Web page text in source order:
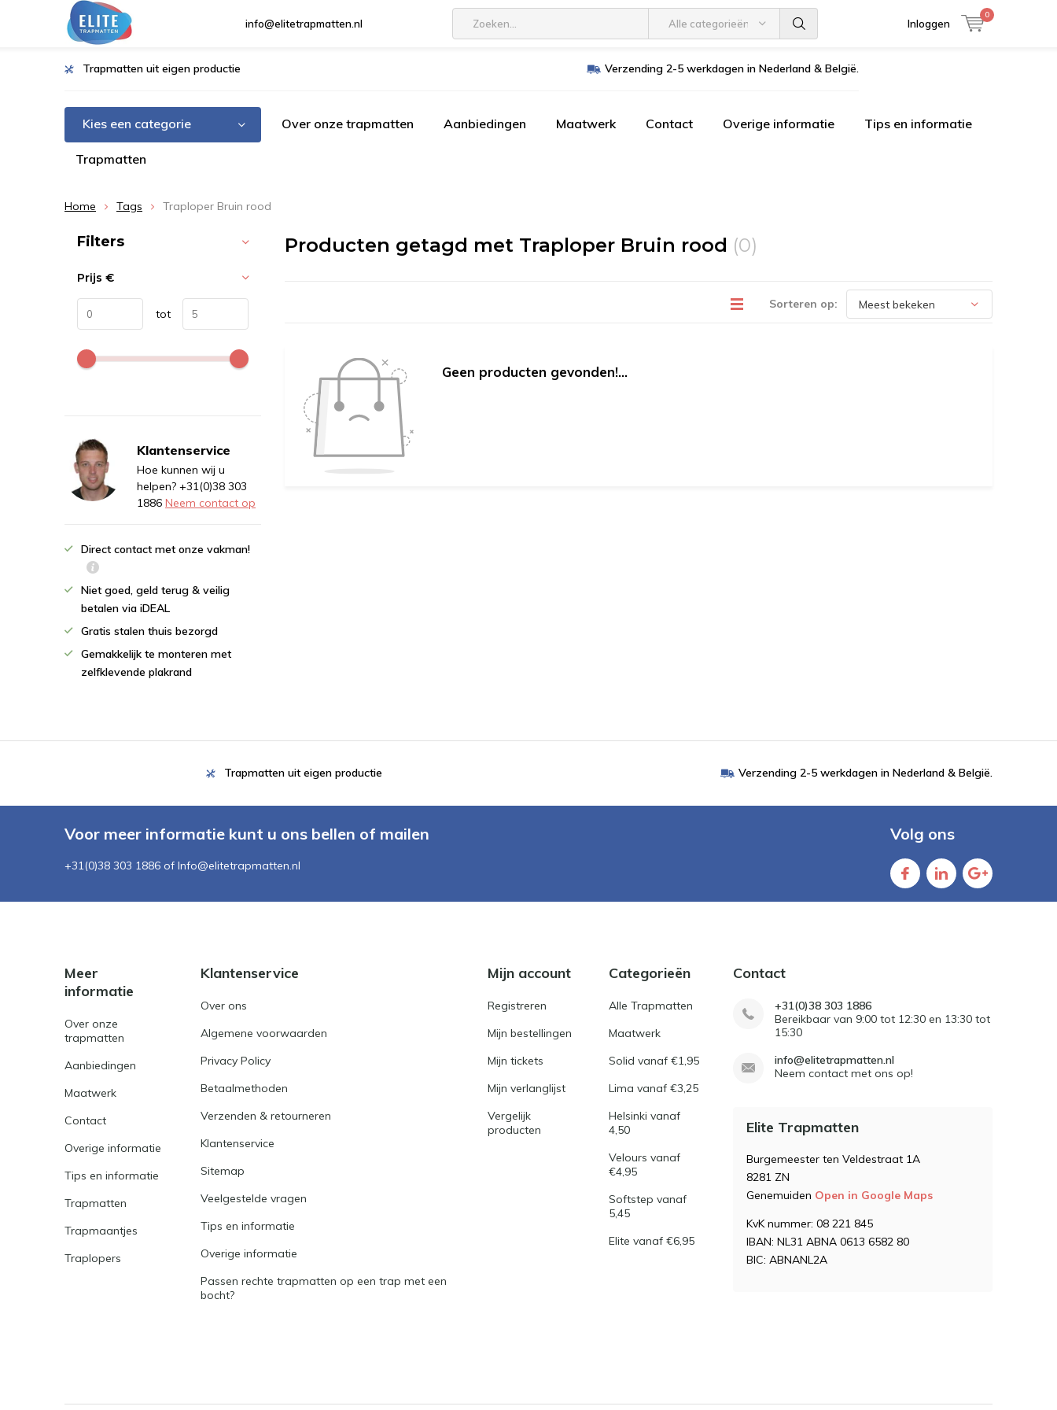
info@elitetrapmatten.nl Alle categorieën Inloggen
0
Trapmatten uit eigen productie Verzending 2-5 werkdagen in Nederland & België.
Kies een categorie Over onze trapmatten Aanbiedingen Maatwerk Contact Overige informatie Tips en informatie
Trapmatten
Home Tags Traploper Bruin rood
Producten getagd met Traploper Bruin rood (0)
Sorteren op:
Geen producten gevonden!...
Sorteren op:
Filters
Prijs €
tot
Klantenservice
Hoe kunnen wij u
helpen? +31(0)38 303
1886 Neem contact op
Direct contact met onze vakman!
Niet goed, geld terug & veilig
betalen via iDEAL
Gratis stalen thuis bezorgd
Gemakkelijk te monteren met
zelfklevende plakrand
Trapmatten uit eigen productie Verzending 2-5 werkdagen in Nederland & België.
Voor meer informatie kunt u ons bellen of mailen
+31(0)38 303 1886 of Info@elitetrapmatten.nl
Volg ons
Meer
informatie
Over onze
trapmatten
Aanbiedingen
Maatwerk
Contact
Overige informatie
Tips en informatie
Trapmatten
Trapmaantjes
Traplopers
Klantenservice
Over ons
Algemene voorwaarden
Privacy Policy
Betaalmethoden
Verzenden & retourneren
Klantenservice
Sitemap
Veelgestelde vragen
Tips en informatie
Overige informatie
Passen rechte trapmatten op een trap met een
bocht?
Mijn account
Registreren
Mijn bestellingen
Mijn tickets
Mijn verlanglijst
Vergelijk
producten
Categorieën
Alle Trapmatten
Maatwerk
Solid vanaf €1,95
Lima vanaf €3,25
Helsinki vanaf
4,50
Velours vanaf
€4,95
Softstep vanaf
5,45
Elite vanaf €6,95
Contact
+31(0)38 303 1886
Bereikbaar van 9:00 tot 12:30 en 13:30 tot
15:30
info@elitetrapmatten.nl
Neem contact met ons op!
Elite Trapmatten
Burgemeester ten Veldestraat 1A
8281 ZN
Genemuiden Open in Google Maps
KvK nummer: 08 221 845
IBAN: NL31 ABNA 0613 6582 80
BIC: ABNANL2A